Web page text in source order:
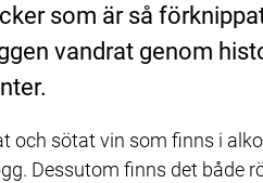
som är så
vandrat genom
och sötat vin som finns i
Dessutom finns det både